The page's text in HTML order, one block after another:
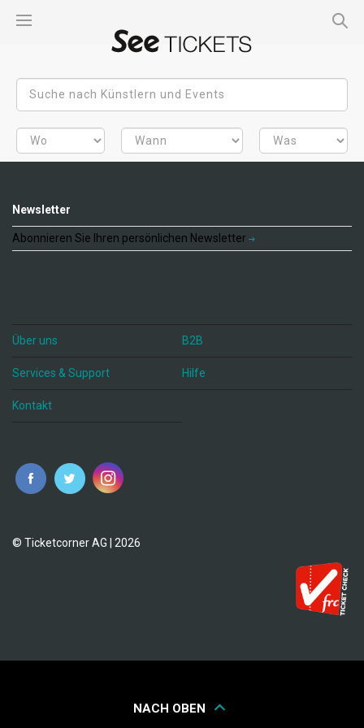
Newsletter
Abonnieren Sie Ihren persönlichen Newsletter
Über uns B2B
Services & Support Hilfe
Kontakt
© Ticketcorner AG | 2026
NACH OBEN